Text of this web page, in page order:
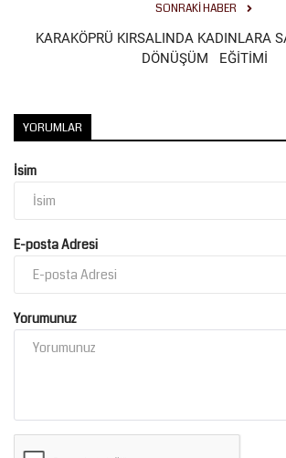
SONRAKI HABER
KARAKÖPRÜ KIRSALINDA KADINLARA
DÖNÜŞÜM EĞİTİMİ
YORUMLAR
İsim
E-posta Adresi
Yorumunuz